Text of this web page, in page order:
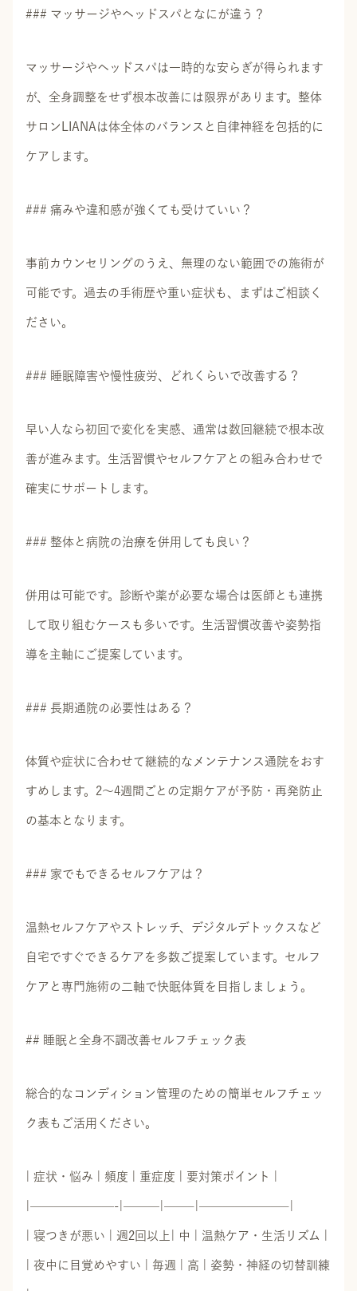
### マッサージやヘッドスパとなにが違う？
マッサージやヘッドスパは一時的な安らぎが得られます
が、全身調整をせず根本改善には限界があります。整体
サロンLIANAは体全体のバランスと自律神経を包括的に
ケアします。
### 痛みや違和感が強くても受けていい？
事前カウンセリングのうえ、無理のない範囲での施術が
可能です。過去の手術歴や重い症状も、まずはご相談く
ださい。
### 睡眠障害や慢性疲労、どれくらいで改善する？
早い人なら初回で変化を実感、通常は数回継続で根本改
善が進みます。生活習慣やセルフケアとの組み合わせで
確実にサポートします。
### 整体と病院の治療を併用しても良い？
併用は可能です。診断や薬が必要な場合は医師とも連携
して取り組むケースも多いです。生活習慣改善や姿勢指
導を主軸にご提案しています。
### 長期通院の必要性はある？
体質や症状に合わせて継続的なメンテナンス通院をおす
すめします。2～4週間ごとの定期ケアが予防・再発防止
の基本となります。
### 家でもできるセルフケアは？
温熱セルフケアやストレッチ、デジタルデトックスなど
自宅ですぐできるケアを多数ご提案しています。セルフ
ケアと専門施術の二軸で快眠体質を目指しましょう。
## 睡眠と全身不調改善セルフチェック表
総合的なコンディション管理のための簡単セルフチェッ
ク表もご活用ください。
| 症状・悩み | 頻度 | 重症度 | 要対策ポイント |
|———————-|———|——–|———————–|
| 寝つきが悪い | 週2回以上| 中 | 温熱ケア・生活リズム |
| 夜中に目覚めやすい | 毎週 | 高 | 姿勢・神経の切替訓練